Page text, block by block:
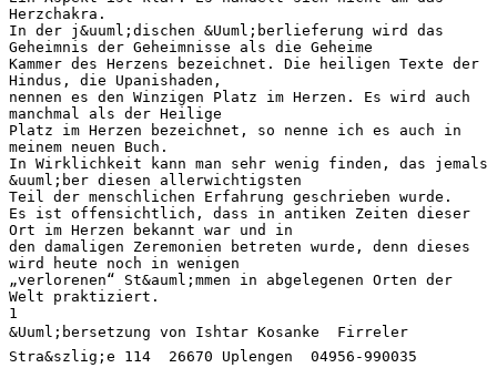
Herzchakra.
In der j&uuml;dischen &Uuml;berlieferung wird das
Geheimnis der Geheimnisse als die Geheime
Kammer des Herzens bezeichnet. Die heiligen Texte der
Hindus, die Upanishaden,
nennen es den Winzigen Platz im Herzen. Es wird auch
manchmal als der Heilige
Platz im Herzen bezeichnet, so nenne ich es auch in
meinem neuen Buch.
In Wirklichkeit kann man sehr wenig finden, das jemals
&uuml;ber diesen allerwichtigsten
Teil der menschlichen Erfahrung geschrieben wurde.
Es ist offensichtlich, dass in antiken Zeiten dieser
Ort im Herzen bekannt war und in
den damaligen Zeremonien betreten wurde, denn dieses
wird heute noch in wenigen
„verlorenen“ St&auml;mmen in abgelegenen Orten der
Welt praktiziert.
1
&Uuml;bersetzung von Ishtar Kosanke  Firreler
Stra&szlig;e 114  26670 Uplengen  04956-990035 